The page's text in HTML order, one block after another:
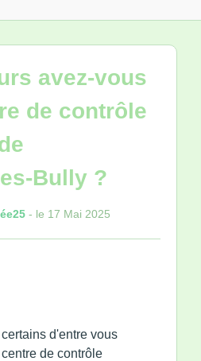
avez-vous
de contrôle
Bully ?
- le 17 Mai 2025
d'entre vous
de contrôle